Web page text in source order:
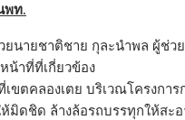
พท.
นายชาติชาย กุละนำพล ผู้ช่ว
น้าที่ที่เกี่ยวข้อง
ตคลองเตย บริเวณโครงกา
มิดชิด ล้างล้อรถบรรทุกให้สะ